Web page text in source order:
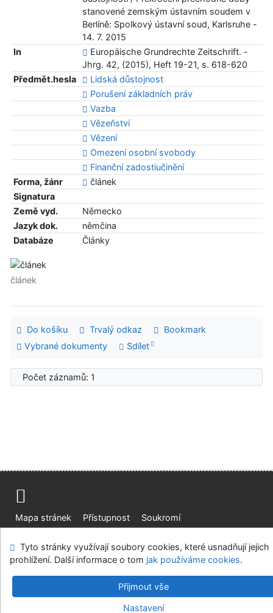
stanovené zemským ústavním soudem v
Berlíně: Spolkový ústavní soud, Karlsruhe -
14. 7. 2015
In
Europäische Grundrechte Zeitschrift. -
Jhrg. 42, (2015), Heft 19-21, s. 618-620
Předmět.hesla
Lidská důstojnost
Porušení základních práv
Vazba
Vězeňství
Vězení
Omezení osobní svobody
Finanční zadostiučinění
Forma, žánr
článek
Signatura
Země vyd.
Německo
Jazyk dok.
němčina
Databáze
Články
článek
Do košíku Trvalý odkaz
Bookmark
Vybrané dokumenty
Sdílet
Počet záznamů: 1
Mapa stránek Přístupnost
Soukromí
Ústavní soud, IČO: 48513687, se sídlem Joštova 625/8,
660 83 Brno
v.4.8.63a
Tyto stránky využívají soubory cookies, které usnadňují jejich
prohlížení. Další informace o tom jak používáme cookies.
Přijmout vše
Nastavení